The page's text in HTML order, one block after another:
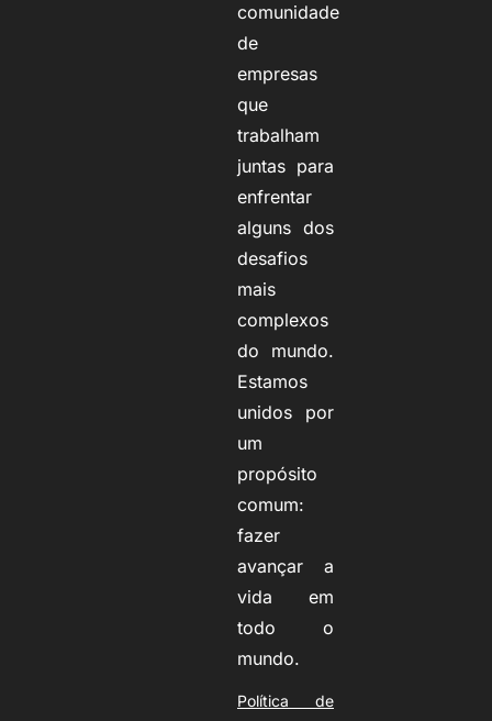
comunidade
de
empresas
que
trabalham
juntas para
enfrentar
alguns dos
desafios
mais
complexos
do mundo.
Estamos
unidos por
um
propósito
comum:
fazer
avançar a
vida em
todo o
mundo.
Política de